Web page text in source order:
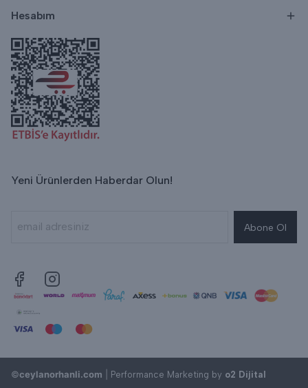
Hesabım
Yeni Ürünlerden Haberdar Olun!
Abone Ol
©ceylanorhanli.com Performance Marketing by o2 Dijital